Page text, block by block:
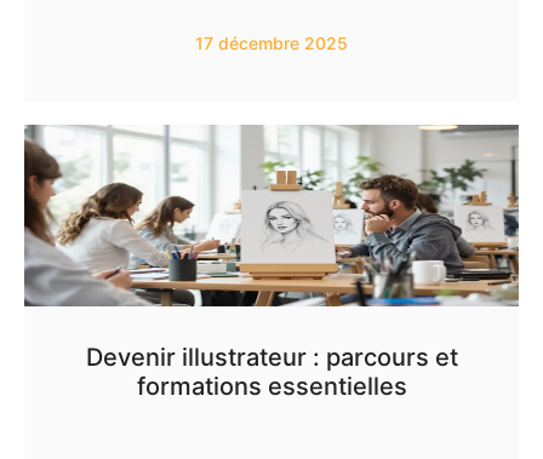
17 décembre 2025
Devenir illustrateur : parcours et
formations essentielles